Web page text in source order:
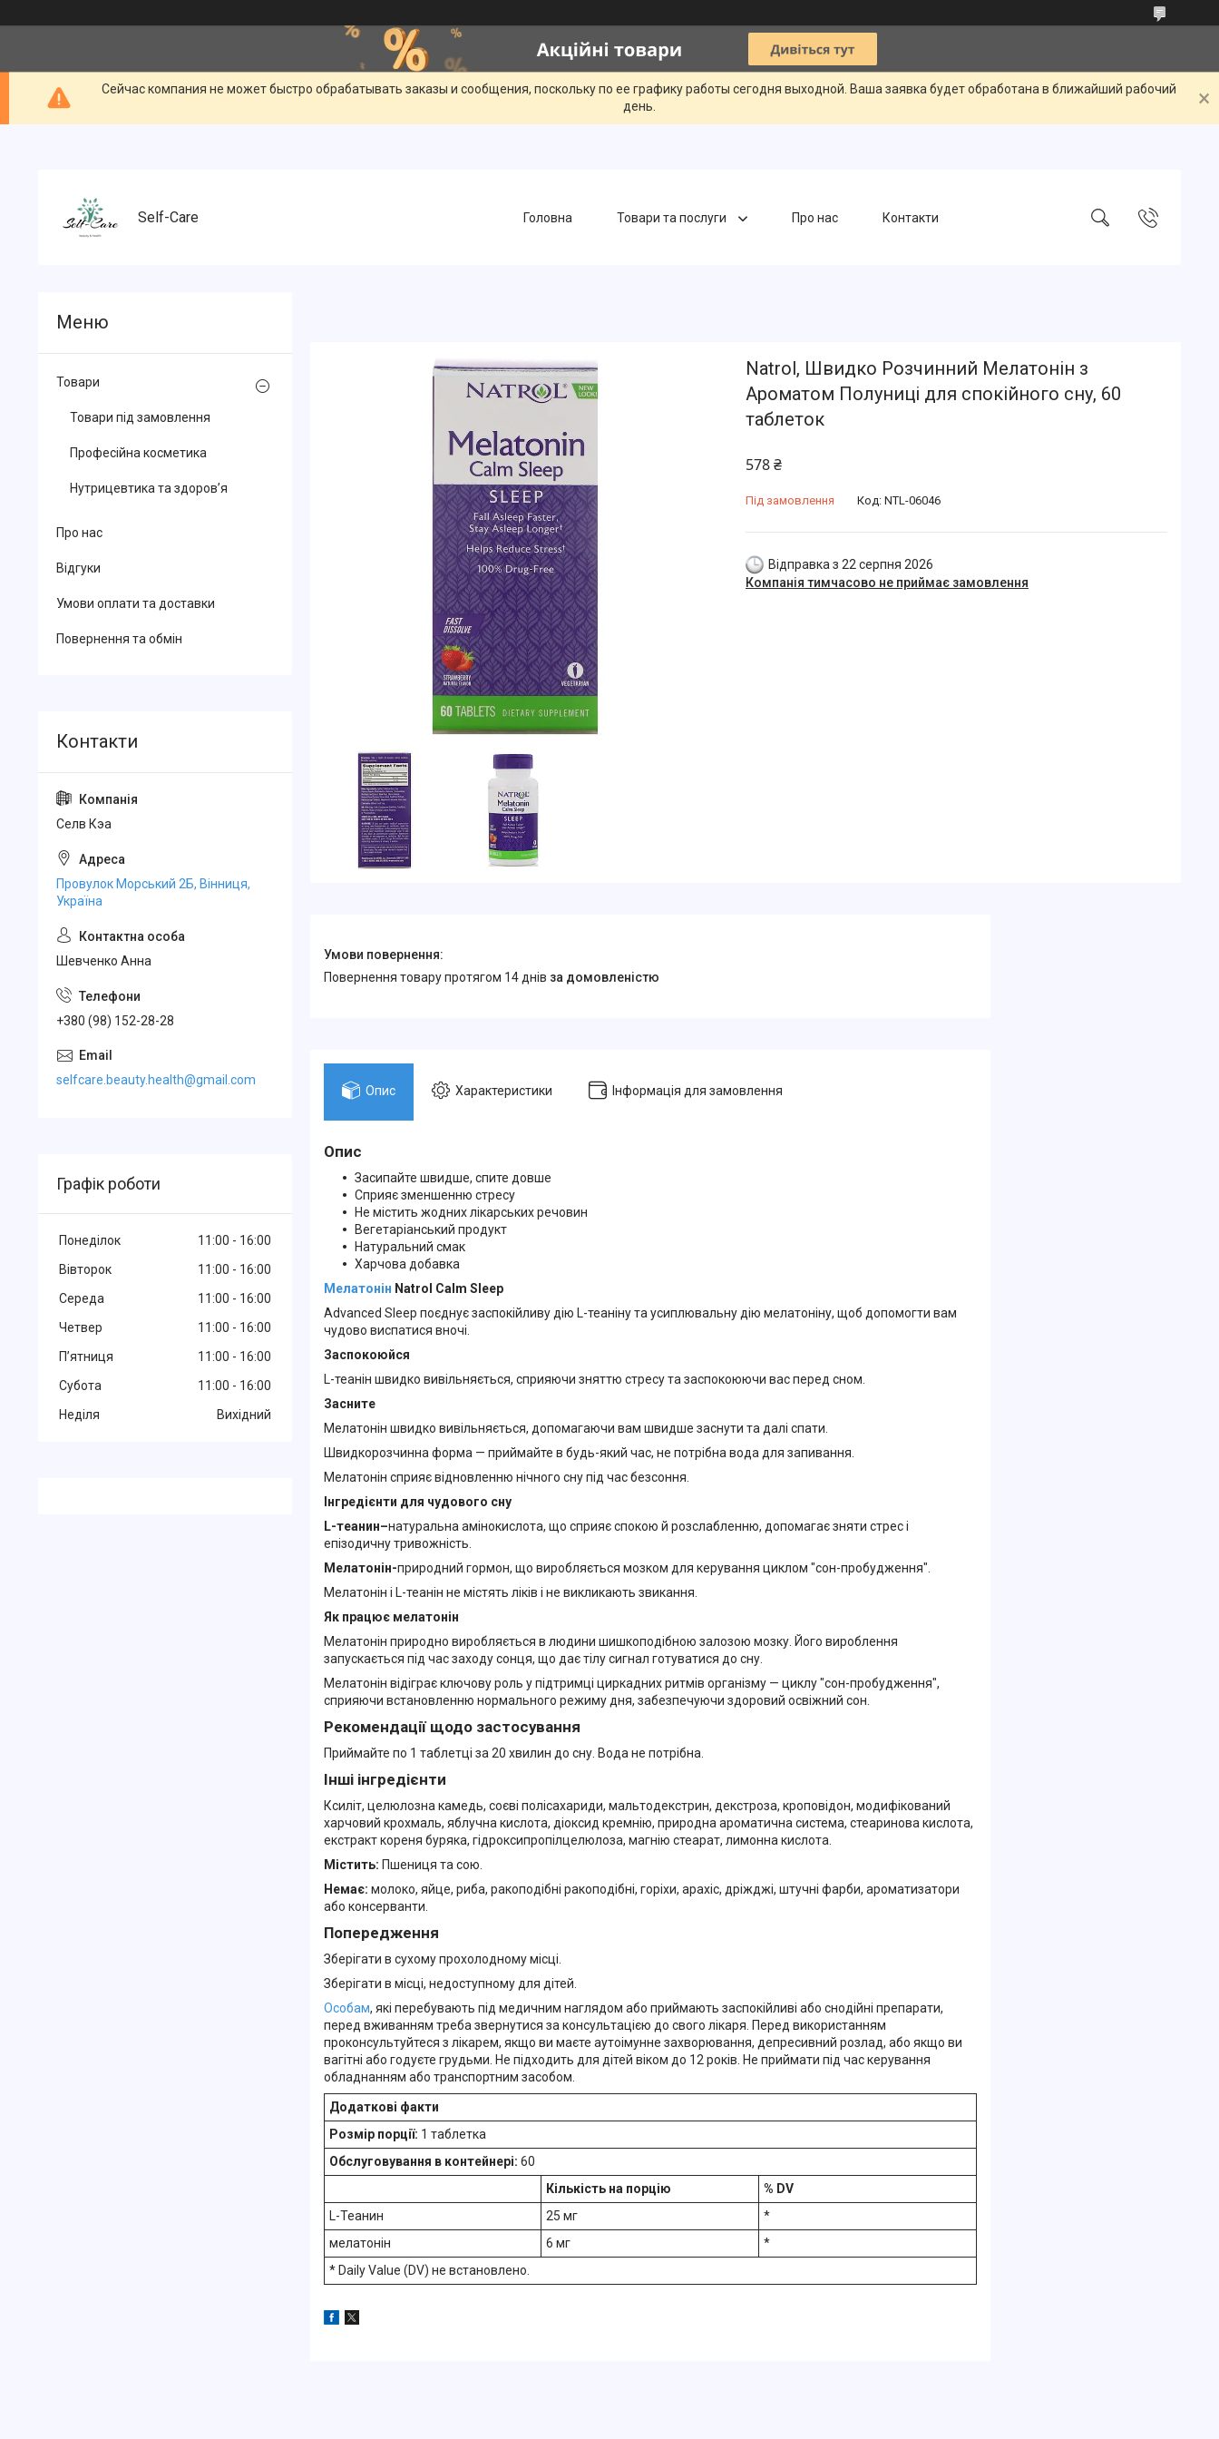
Сейчас компания не может быстро обрабатывать заказы и сообщения, поскольку по ее графику работы сегодня выходной. Ваша заявка будет обработана в ближайший рабочий
день.
Self-Care Головна Товари та послуги Про нас Контакти
Natrol, Швидко Розчинний Мелатонін з
Ароматом Полуниці для спокійного сну, 60
таблеток
578 ₴
Під замовлення Код: NTL-06046
Відправка з 22 серпня 2026
Компанія тимчасово не приймає замовлення
повернення товару протягом 14 днів за домовленістю
Опис Характеристики Інформація для замовлення
Опис
Засипайте швидше, спите довше
Сприяє зменшенню стресу
Не містить жодних лікарських речовин
Вегетаріанський продукт
Натуральний смак
Харчова добавка
Мелатонін Natrol Calm Sleep
Advanced Sleep поєднує заспокійливу дію L-теаніну та усиплювальну дію мелатоніну, щоб допомогти вам
чудово виспатися вночі.
Заспокоюйся
L-теанін швидко вивільняється, сприяючи зняттю стресу та заспокоюючи вас перед сном.
Засните
Мелатонін швидко вивільняється, допомагаючи вам швидше заснути та далі спати.
Швидкорозчинна форма — приймайте в будь-який час, не потрібна вода для запивання.
Мелатонін сприяє відновленню нічного сну під час безсоння.
Інгредієнти для чудового сну
L-теанин–натуральна амінокислота, що сприяє спокою й розслабленню, допомагає зняти стрес і
епізодичну тривожність.
Мелатонін-природний гормон, що виробляється мозком для керування циклом "сон-пробудження".
Мелатонін і L-теанін не містять ліків і не викликають звикання.
Як працює мелатонін
Мелатонін природно виробляється в людини шишкоподібною залозою мозку. Його вироблення
запускається під час заходу сонця, що дає тілу сигнал готуватися до сну.
Мелатонін відіграє ключову роль у підтримці циркадних ритмів організму — циклу "сон-пробудження",
сприяючи встановленню нормального режиму дня, забезпечуючи здоровий освіжний сон.
Рекомендації щодо застосування
Приймайте по 1 таблетці за 20 хвилин до сну. Вода не потрібна.
Інші інгредієнти
Ксиліт, целюлозна камедь, соєві полісахариди, мальтодекстрин, декстроза, кроповідон, модифікований
харчовий крохмаль, яблучна кислота, діоксид кремнію, природна ароматична система, стеаринова кислота,
екстракт кореня буряка, гідроксипропілцелюлоза, магнію стеарат, лимонна кислота.
Містить: Пшениця та сою.
Немає: молоко, яйце, риба, ракоподібні ракоподібні, горіхи, арахіс, дріжджі, штучні фарби, ароматизатори
або консерванти.
Попередження
Зберігати в сухому прохолодному місці.
Зберігати в місці, недоступному для дітей.
Особам, які перебувають під медичним наглядом або приймають заспокійливі або снодійні препарати,
перед вживанням треба звернутися за консультацією до свого лікаря. Перед використанням
проконсультуйтеся з лікарем, якщо ви маєте аутоімунне захворювання, депресивний розлад, або якщо ви
вагітні або годуєте грудьми. Не підходить для дітей віком до 12 років. Не приймати під час керування
обладнанням або транспортним засобом.
Додаткові факти
Розмір порції: 1 таблетка
Обслуговування в контейнері: 60
Кількість на порцію
% DV
L-Теанин
25 мг
*
мелатонін
6 мг
*
* Daily Value (DV) не встановлено.
Товари
Товари під замовлення
Професійна косметика
Нутрицевтика та здоров’я
Про нас
Відгуки
Умови оплати та доставки
Повернення та обмін
Селв Кэа
Провулок Морський 2Б, Вінниця,
Україна
Шевченко Анна
+380 (98) 152-28-28
selfcare.beauty.health@gmail.com
Графік роботи
Понеділок 11:00
16:00
Вівторок
11:00
16:00
Середа
11:00
16:00
Четвер
11:00
16:00
Пʼятниця
11:00
16:00
Субота
11:00
16:00
Неділя
Вихідний